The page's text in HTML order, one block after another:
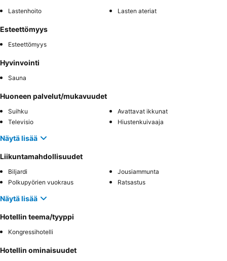
Lastenhoito Lasten ateriat
Esteettömyys
Esteettömyys
Hyvinvointi
Sauna
Huoneen palvelut/mukavuudet
Suihku
Avattavat ikkunat
Televisio
Hiustenkuivaaja
Näytä lisää
Liikuntamahdollisuudet
Biljardi
Jousiammunta
Polkupyörien vuokraus
Ratsastus
Näytä lisää
Hotellin teema/tyyppi
Kongressihotelli
Hotellin ominaisuudet